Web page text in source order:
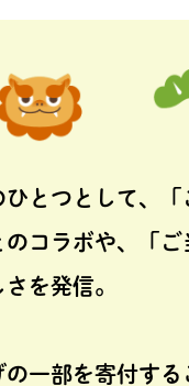
とつとして、「
コラボや、「ご
を発信。
一部を寄付する